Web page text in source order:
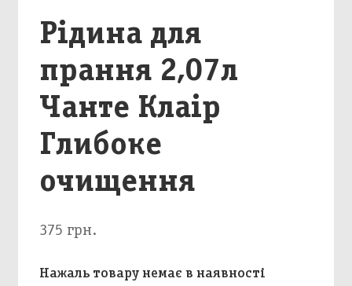
Рідина для
прання 2,07л
Чанте Клаір
Глибоке
очищення
375 грн.
Нажаль товару немає в наявності